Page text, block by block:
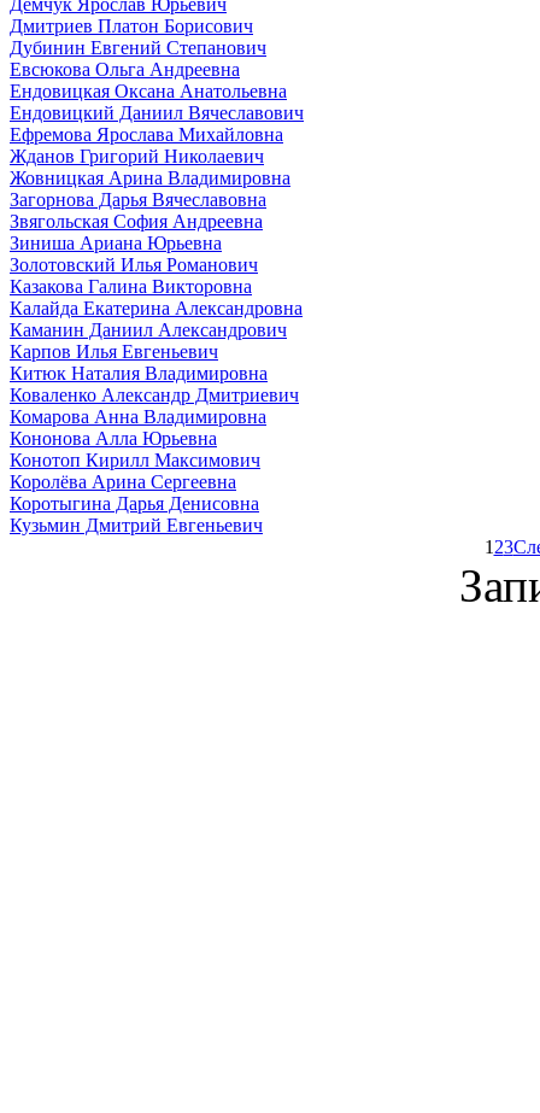
Демчук Ярослав Юрьевич
Дмитриев Платон Борисович
Дубинин Евгений Степанович
Евсюкова Ольга Андреевна
Ендовицкая Оксана Анатольевна
Ендовицкий Даниил Вячеславович
Ефремова Ярослава Михайловна
Жданов Григорий Николаевич
Жовницкая Арина Владимировна
Загорнова Дарья Вячеславовна
Звягольская София Андреевна
Зиниша Ариана Юрьевна
Золотовский Илья Романович
Казакова Галина Викторовна
Калайда Екатерина Александровна
Каманин Даниил Александрович
Карпов Илья Евгеньевич
Китюк Наталия Владимировна
Коваленко Александр Дмитриевич
Комарова Анна Владимировна
Кононова Алла Юрьевна
Конотоп Кирилл Максимович
Королёва Арина Сергеевна
Коротыгина Дарья Денисовна
Кузьмин Дмитрий Евгеньевич
1 23